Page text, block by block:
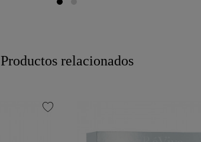
Productos relacionados